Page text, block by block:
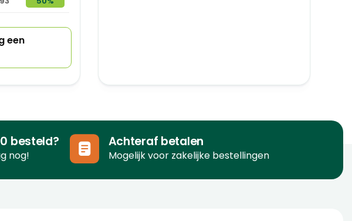
een
besteld?
nog!
Achteraf betalen
Mogelijk voor zakelijke bestellingen